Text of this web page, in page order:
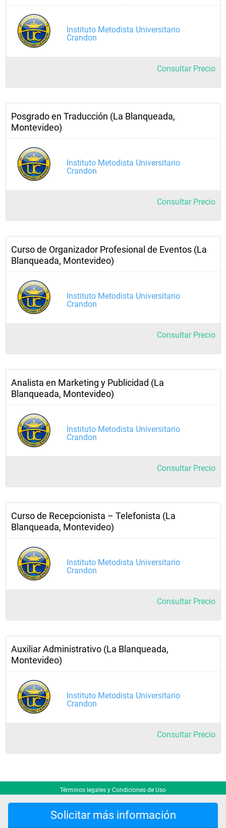
Solicitar más información
Instituto Metodista Universitario
Crandon
Consultar Precio
Posgrado en Traducción (La Blanqueada,
Montevideo)
Instituto Metodista Universitario
Crandon
Consultar Precio
Curso de Organizador Profesional de Eventos (La
Blanqueada, Montevideo)
Instituto Metodista Universitario
Crandon
Consultar Precio
Analista en Marketing y Publicidad (La
Blanqueada, Montevideo)
Instituto Metodista Universitario
Crandon
Consultar Precio
Curso de Recepcionista – Telefonista (La
Blanqueada, Montevideo)
Instituto Metodista Universitario
Crandon
Consultar Precio
Auxiliar Administrativo (La Blanqueada,
Montevideo)
Instituto Metodista Universitario
Crandon
Consultar Precio
Términos legales y Condiciones de Uso